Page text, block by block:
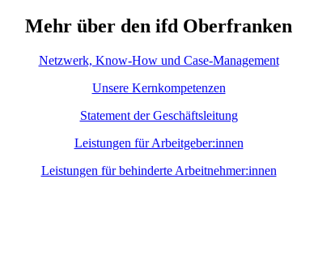
Mehr über den ifd Oberfranken
Netzwerk, Know-How und Case-Management
Unsere Kernkompetenzen
Statement der Geschäftsleitung
Leistungen für Arbeitgeber:innen
Leistungen für behinderte Arbeitnehmer:innen